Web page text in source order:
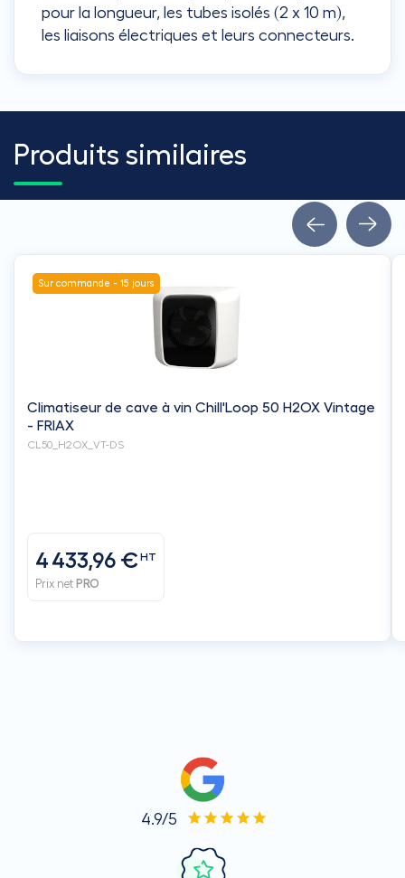
pour la longueur, les tubes isolés (2 x 10 m),
les liaisons électriques et leurs connecteurs.
Produits similaires
Sur commande - 15 jours
Climatiseur de cave à vin Chill'Loop 50 H2OX Vintage
- FRIAX
CL50_H2OX_VT-DS
4 433,96 €HT
Prix net PRO
4.9/5